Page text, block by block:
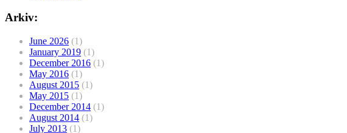
Arkiv:
June 2026 (1)
January 2019 (1)
December 2016 (1)
May 2016 (1)
August 2015 (1)
May 2015 (1)
December 2014 (1)
August 2014 (1)
July 2013 (1)